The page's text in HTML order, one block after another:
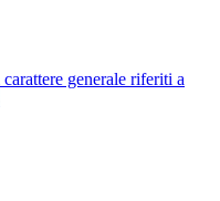
generale riferiti a